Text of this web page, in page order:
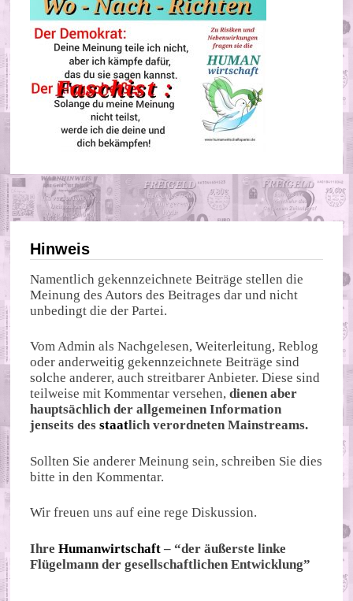
Hinweis
Namentlich gekennzeichnete Beiträge stellen die
Meinung des Autors des Beitrages dar und nicht
unbedingt die der Partei.
Vom Admin als Nachgelesen, Weiterleitung, Reblog
oder anderweitig gekennzeichnete Beiträge sind
solche anderer, auch streitbarer Anbieter. Diese sind
teilweise mit Kommentar versehen,dienen aber
hauptsächlich der allgemeinen Information
jenseits desstaatlich verordneten Mainstreams.
Sollten Sie anderer Meinung sein, schreiben Sie dies
bitte in den Kommentar.
Wir freuen uns auf eine rege Diskussion.
IhreHumanwirtschaft – “der äußerste linke
Flügelmann der gesellschaftlichen Entwicklung”